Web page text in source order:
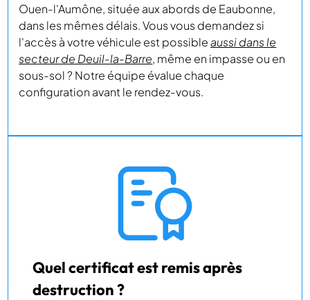
Ouen-l'Aumône, située aux abords de Eaubonne,
dans les mêmes délais. Vous vous demandez si
l'accès à votre véhicule est possibleaussi dans le
secteur de Deuil-la-Barre, même en impasse ou en
sous-sol ? Notre équipe évalue chaque
configuration avant le rendez-vous.
Quel certificat est remis après
destruction ?